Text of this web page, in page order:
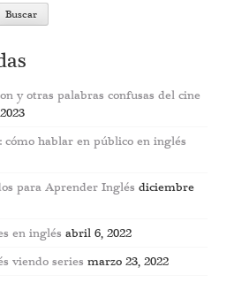
y otras palabras confusas del cine
hablar en público en inglés
para Aprender Inglés diciembre
en inglés abril 6, 2022
viendo series marzo 23, 2022